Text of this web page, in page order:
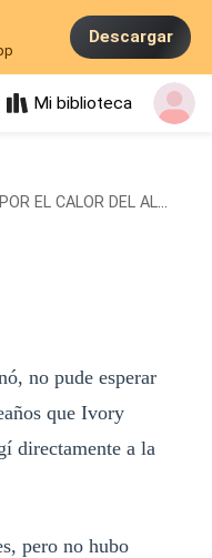
Descargar
Mi biblioteca
EL CALOR DEL ALFA
no pude esperar
que Ivory
directamente a la
pero no hubo